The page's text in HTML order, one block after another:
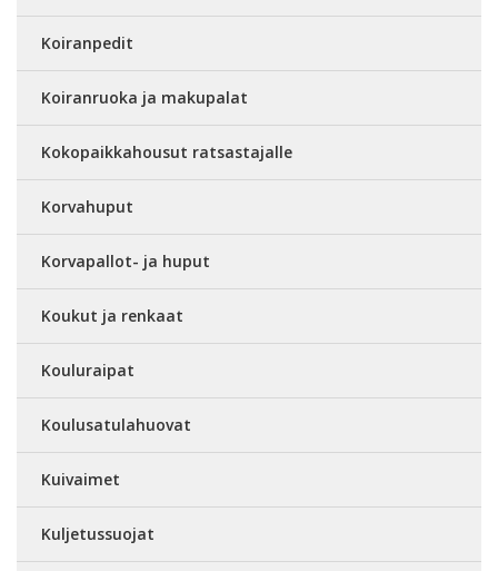
Koiranpedit
Koiranruoka ja makupalat
Kokopaikkahousut ratsastajalle
Korvahuput
Korvapallot- ja huput
Koukut ja renkaat
Kouluraipat
Koulusatulahuovat
Kuivaimet
Kuljetussuojat